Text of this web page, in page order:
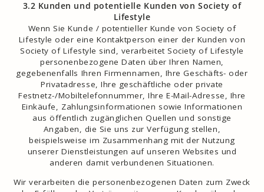
3.2 Kunden und potentielle Kunden von Society of
Lifestyle
Wenn Sie Kunde / potentieller Kunde von Society of
Lifestyle oder eine Kontaktperson einer der Kunden von
Society of Lifestyle sind, verarbeitet Society of Lifestyle
personenbezogene Daten über Ihren Namen,
gegebenenfalls Ihren Firmennamen, Ihre Geschäfts- oder
Privatadresse, Ihre geschäftliche oder private
Festnetz-/Mobiltelefonnummer, Ihre E-Mail-Adresse, Ihre
Einkäufe, Zahlungsinformationen sowie Informationen
aus öffentlich zugänglichen Quellen und sonstige
Angaben, die Sie uns zur Verfügung stellen,
beispielsweise im Zusammenhang mit der Nutzung
unserer Dienstleistungen auf unseren Websites und
anderen damit verbundenen Situationen.
Wir verarbeiten die personenbezogenen Daten zum Zweck